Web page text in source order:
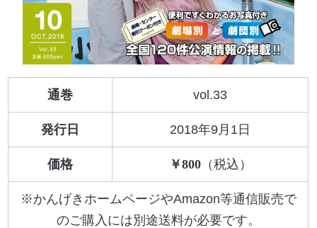
通巻 vol.33
発行日 2018年9月1日
価格 800
※かんげきホームページやAmazon等通信販売で
のご購入には別途送料が必要です。